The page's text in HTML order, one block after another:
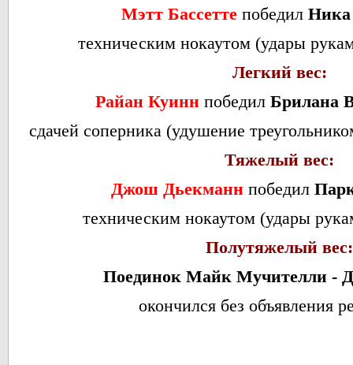
Мэтт Бассетте победил Ника
техническим нокаутом (удары
Легкий вес:
Райан КуиннпобедилБрилана
сдачей соперника (удушение
Тяжелый вес:
Джош Дьекманнпобедил
техническим нокаутом (удары
Полутяжелый вес:
Поединок Майк Мучителли -
окончился без объявления